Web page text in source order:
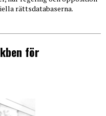
rättsdatabaserna.
för